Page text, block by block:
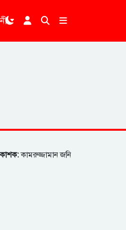
কামরুজ্জামান জনি